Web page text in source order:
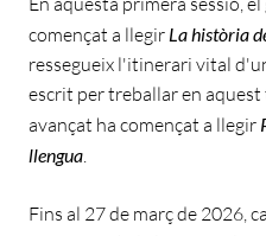
començat a llegir La història
ressegueix l'itinerari vital
escrit per treballar en aquest
avançat ha començat a llegir
llengua
Fins al 27 de març de 2026,